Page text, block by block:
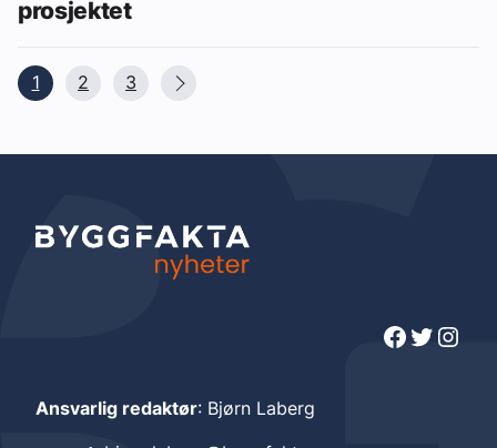
prosjektet
1 2 3
Facebook Twitter Instagram
Ansvarlig redaktør: Bjørn Laberg